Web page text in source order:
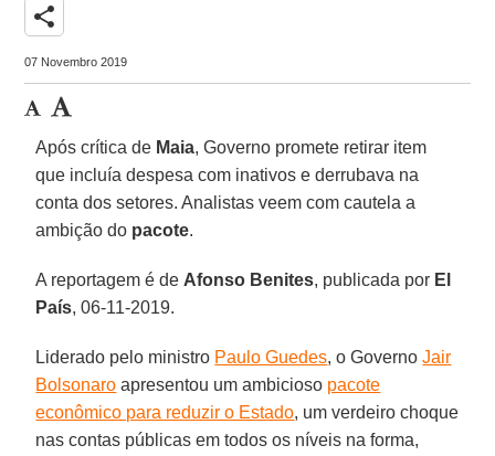
share
07 Novembro 2019
Após crítica de Maia, Governo promete retirar item
que incluía despesa com inativos e derrubava na
conta dos setores. Analistas veem com cautela a
ambição do pacote.
A reportagem é de Afonso Benites, publicada por El
País, 06-11-2019.
Liderado pelo ministro Paulo Guedes, o GovernoJair
Bolsonaro apresentou um ambicioso pacote
econômico para reduzir o Estado, um verdeiro choque
nas contas públicas em todos os níveis na forma,